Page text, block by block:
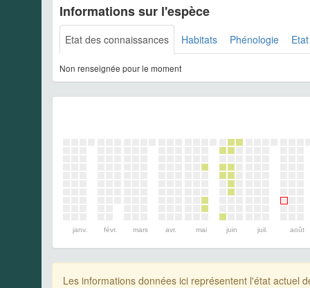
Informations sur l'espèce
Etat des connaissances Habitats Phénologie
Non renseignée pour le moment
janv. févr. mars avr. mai juin juil. août
Les informations données ici représentent l'état actuel